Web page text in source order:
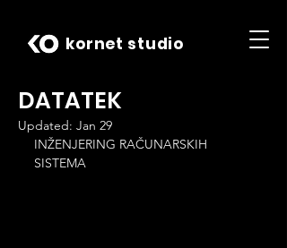
kornet studio
DATATEK
Updated: Jan 29
INŽENJERING RAČUNARSKIH
SISTEMA